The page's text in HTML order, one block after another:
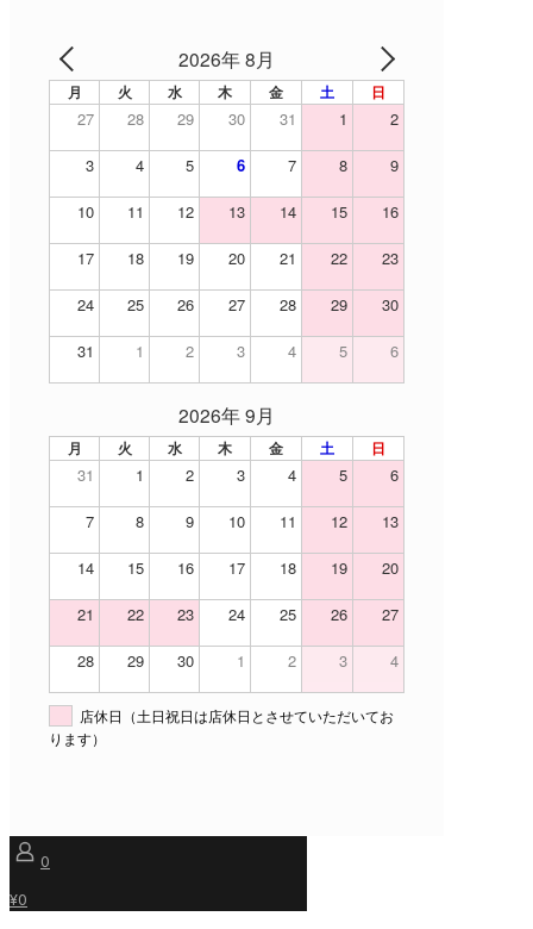
2026年 8月
月 火 水 木 金 土 日
27 28 29 30 31 1 2
3 4 5 6 7 8 9
10 11 12 13 14 15 16
17 18 19 20 21 22 23
24 25 26 27 28 29 30
31 1 2 3 4 5 6
2026年 9月
月 火 水 木 金 土 日
31 1 2 3 4 5 6
7 8 9 10 11 12 13
14 15 16 17 18 19 20
21 22 23 24 25 26 27
28 29 30 1 2 3 4
店休日（土日祝日は店休日とさせていただいてお
ります）
0
¥0